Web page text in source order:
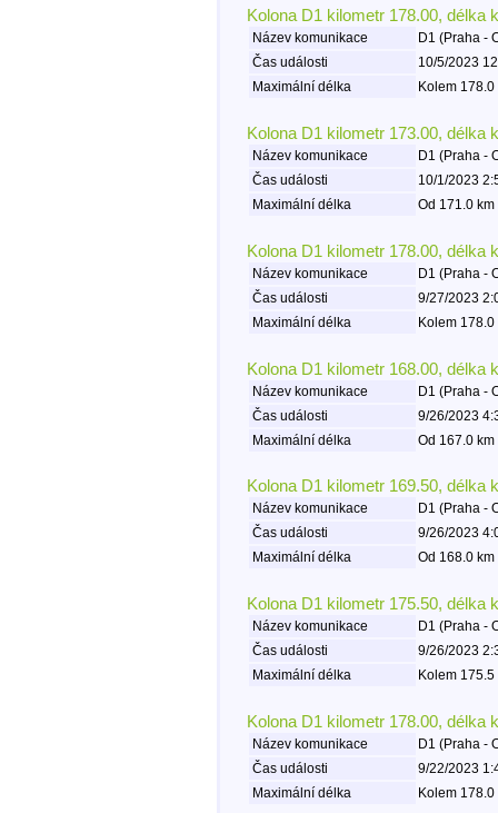
Kolona D1 kilometr 178.00, délka
Název komunikace
D1 (Praha -
Čas události
10/5/2023
Maximální délka
Kolem
Kolona D1 kilometr 173.00, délka
Název komunikace
D1 (Praha -
Čas události
10/1/2023
Maximální délka
Od 171.0
Kolona D1 kilometr 178.00, délka
Název komunikace
D1 (Praha -
Čas události
9/27/2023
Maximální délka
Kolem
Kolona D1 kilometr 168.00, délka
Název komunikace
D1 (Praha -
Čas události
9/26/2023
Maximální délka
Od 167.0
Kolona D1 kilometr 169.50, délka
Název komunikace
D1 (Praha -
Čas události
9/26/2023
Maximální délka
Od 168.0
Kolona D1 kilometr 175.50, délka
Název komunikace
D1 (Praha -
Čas události
9/26/2023
Maximální délka
Kolem
Kolona D1 kilometr 178.00, délka
Název komunikace
D1 (Praha -
Čas události
9/22/2023
Maximální délka
Kolem